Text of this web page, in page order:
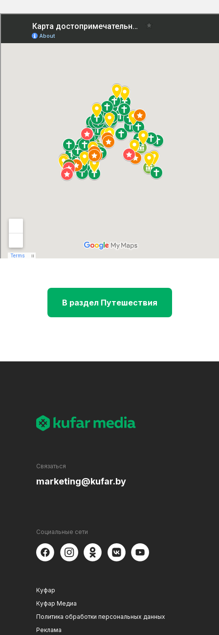
В раздел Путешествия
Социальные сети
marketing@kufar.by
Связаться
Реклама
Политика обработки персональных данных
Куфар Медиа
Куфар